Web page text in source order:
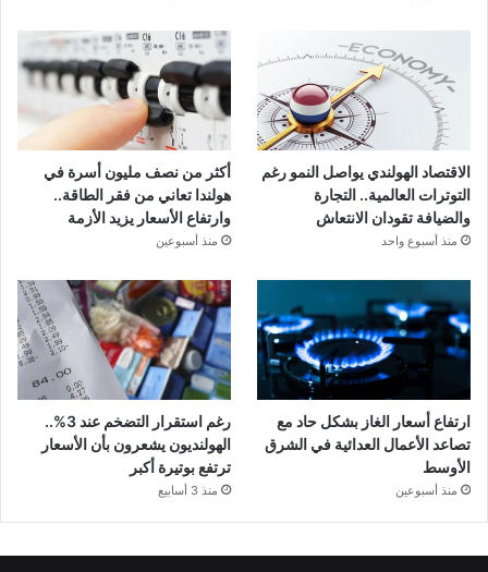
الاقتصاد الهولندي يواصل النمو رغم
التوترات العالمية.. التجارة
والضيافة تقودان الانتعاش
منذ أسبوع واحد
أكثر من نصف مليون أسرة في
هولندا تعاني من فقر الطاقة..
وارتفاع الأسعار يزيد الأزمة
منذ أسبوعين
ارتفاع أسعار الغاز بشكل حاد مع
تصاعد الأعمال العدائية في الشرق
الأوسط
منذ أسبوعين
رغم استقرار التضخم عند 3%..
الهولنديون يشعرون بأن الأسعار
ترتفع بوتيرة أكبر
منذ 3 أسابيع